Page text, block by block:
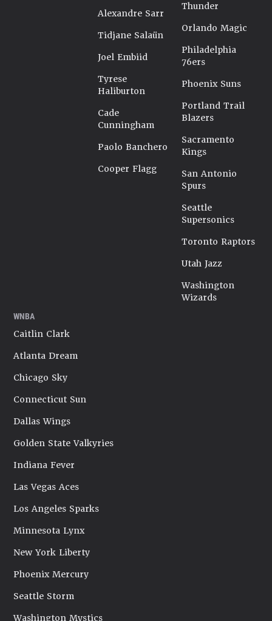
Alexandre Sarr
Tidjane Salaün
Joel Embiid
Tyrese
Haliburton
Cade
Cunningham
Paolo Banchero
Cooper Flagg
Thunder
Orlando Magic
Philadelphia
76ers
Phoenix Suns
Portland Trail
Blazers
Sacramento
Kings
San Antonio
Spurs
Seattle
Supersonics
Toronto Raptors
Utah Jazz
Washington
Wizards
WNBA
Caitlin Clark
Atlanta Dream
Chicago Sky
Connecticut Sun
Dallas Wings
Golden State Valkyries
Indiana Fever
Las Vegas Aces
Los Angeles Sparks
Minnesota Lynx
New York Liberty
Phoenix Mercury
Seattle Storm
Washington Mystics